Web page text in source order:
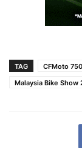
TAG CFMoto
Malaysia Bike Show